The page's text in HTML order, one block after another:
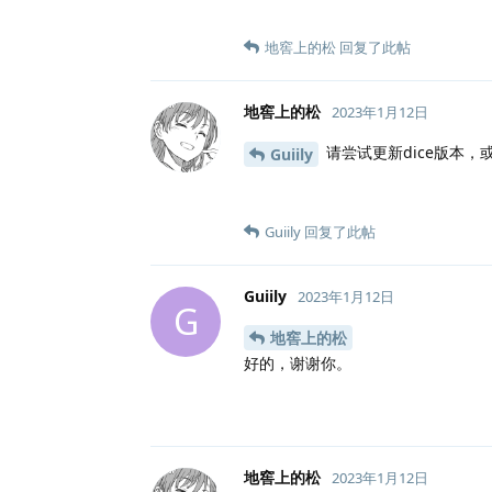
地窖上的松 回复了此帖
地窖上的松 2023年1月12日
Guiily 请尝试更新dice版本，
Guiily 回复了此帖
G
Guiily 2023年1月12日
地窖上的松
好的，谢谢你。
地窖上的松 2023年1月12日